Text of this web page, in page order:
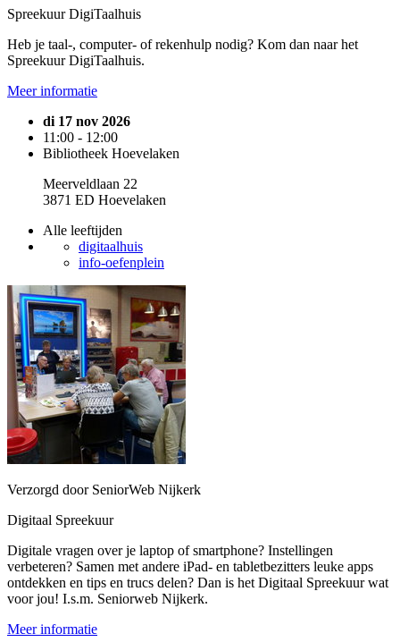
Spreekuur DigiTaalhuis
Heb je taal-, computer- of rekenhulp nodig? Kom dan naar het
Spreekuur DigiTaalhuis.
Meer informatie
di 17 nov 2026
11:00 - 12:00
Bibliotheek Hoevelaken
Meerveldlaan 22
3871 ED Hoevelaken
Alle leeftijden
digitaalhuis
info-oefenplein
Verzorgd door SeniorWeb Nijkerk
Digitaal Spreekuur
Digitale vragen over je laptop of smartphone? Instellingen
verbeteren? Samen met andere iPad- en tabletbezitters leuke apps
ontdekken en tips en trucs delen? Dan is het Digitaal Spreekuur wat
voor jou! I.s.m. Seniorweb Nijkerk.
Meer informatie